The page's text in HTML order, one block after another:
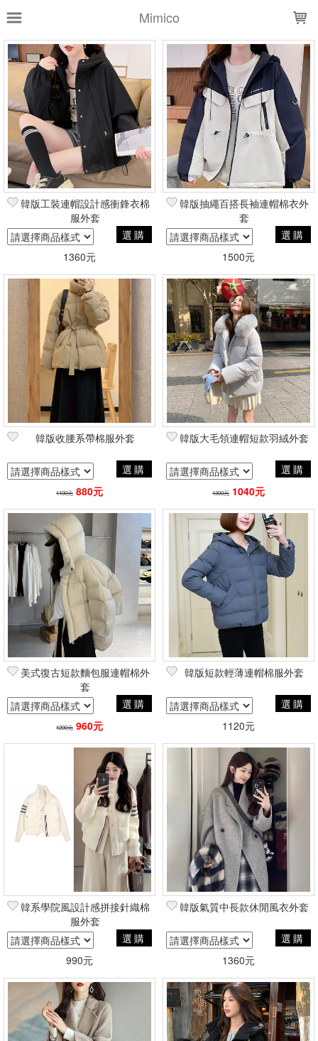
Mimico
上架時間 銷售件數 銷售價格
樣式尺寸篩選
全部樣式 黑 白 米白
粉紅
綠 紅
灰
咖啡
全部尺寸 S M L
L(M碼可穿）
2XL
5XL
均碼
篩選
韓版工裝連帽設計感衝鋒衣棉
服外套
選購
1360元
韓版抽繩百搭長袖連帽棉衣外
套
選購
1500元
韓版收腰系帶棉服外套
選購
1100元 880元
韓版大毛領連帽短款羽絨外套
選購
1300元 1040元
美式復古短款麵包服連帽棉外
套
選購
1200元 960元
韓版短款輕薄連帽棉服外套
選購
1120元
韓系學院風設計感拼接針織棉
服外套
選購
990元
韓版氣質中長款休閒風衣外套
選購
1360元